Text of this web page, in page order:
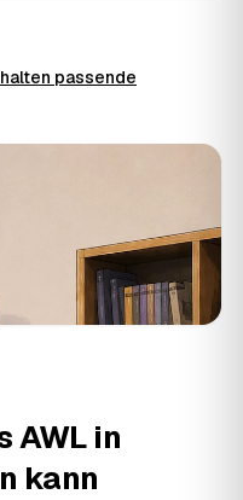
passende
AWL in
kann